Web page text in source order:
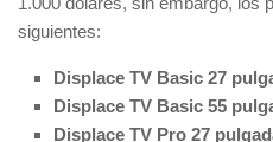
siguientes:
Displace TV Basic 27
Displace TV Basic 55
Displace TV Pro 27